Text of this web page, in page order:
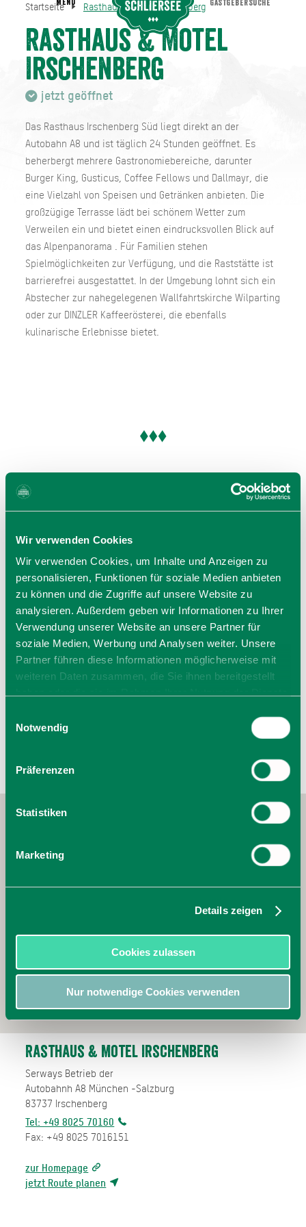
Wir verwenden Cookies
Wir verwenden Cookies, um Inhalte und Anzeigen zu
personalisieren, Funktionen für soziale Medien anbieten
zu können und die Zugriffe auf unsere Website zu
analysieren. Außerdem geben wir Informationen zu Ihrer
Verwendung unserer Website an unsere Partner für
soziale Medien, Werbung und Analysen weiter. Unsere
Partner führen diese Informationen möglicherweise mit
weiteren Daten zusammen, die Sie ihnen bereitgestellt
Cookies, wenn Sie unsere Webseite weiterhin nutzen.
Notwendig
Präferenzen
Statistiken
Marketing
Details zeigen
Cookies zulassen
Nur notwendige Cookies verwenden
Startseite Rasthaus & Motel Irschenberg
Rasthaus & Motel
Irschenberg
jetzt geöffnet
Das Rasthaus Irschenberg Süd liegt direkt an der
Autobahn A8 und ist täglich 24 Stunden geöffnet. Es
beherbergt mehrere Gastronomiebereiche, darunter
Burger King, Gusticus, Coffee Fellows und Dallmayr, die
eine Vielzahl von Speisen und Getränken anbieten. Die
großzügige Terrasse lädt bei schönem Wetter zum
Verweilen ein und bietet einen eindrucksvollen Blick auf
das Alpenpanorama . Für Familien stehen
Spielmöglichkeiten zur Verfügung, und die Raststätte ist
barrierefrei ausgestattet. In der Umgebung lohnt sich ein
Abstecher zur nahegelegenen Wallfahrtskirche Wilparting
oder zur DINZLER Kaffeerösterei, die ebenfalls
kulinarische Erlebnisse bietet.
Öffnungszeiten
Mo
00:00 - 23:59 Uhr
Di
00:00 - 23:59 Uhr
Mi
00:00 - 23:59 Uhr
Do
00:00 - 23:59 Uhr
00:00 - 23:59 Uhr
Sa
00:00 - 23:59 Uhr
So
00:00 - 23:59 Uhr
00:00 - 23:59 Uhr
Rasthaus & Motel Irschenberg
Serways Betrieb der
Autobahnh A8 München -Salzburg
83737 Irschenberg
Tel: +49 8025 70160
Fax: +49 8025 7016151
zur Homepage
jetzt Route planen
Startseite Rasthaus & Motel Irschenberg
MENU GASTGEBERSUCHE